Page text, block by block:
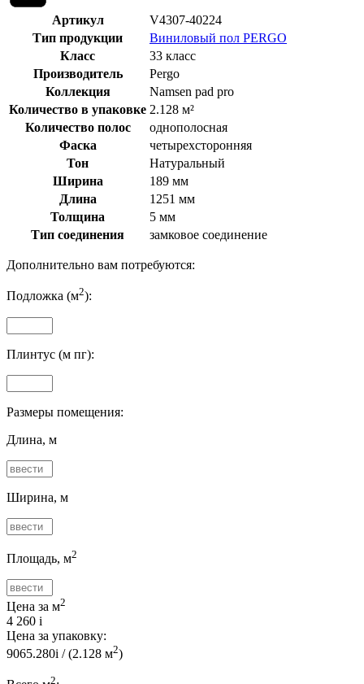
Артикул
V4307-40224
Тип продукции
Виниловый пол PERGO
Класс
33 класс
Производитель
Pergo
Коллекция
Namsen pad pro
Количество в упаковке 2.128 м²
Количество полос
однополосная
Фаска
четырехсторонняя
Тон
Натуральный
Ширина
189 мм
Длина
1251 мм
Толщина
5 мм
Тип соединения
замковое соединение
Дополнительно вам потребуются:
Подложка (м2):
Плинтус (м пг):
Размеры помещения:
Длина, м
Ширина, м
Площадь, м2
Цена за м2
4 260 i
Цена за упаковку:
9065.280i / (2.128 м2)
2